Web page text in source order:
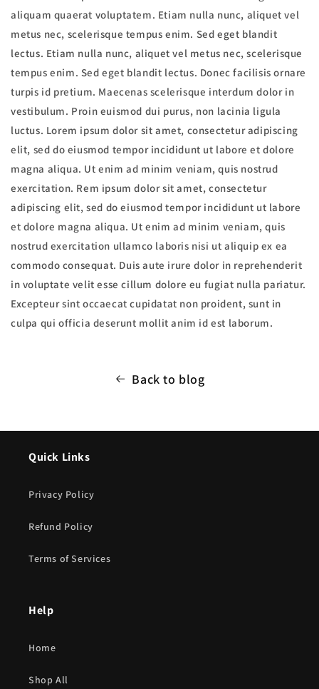
aliquam quaerat voluptatem. Etiam nulla nunc, aliquet vel
metus nec, scelerisque tempus enim. Sed eget blandit
lectus. Etiam nulla nunc, aliquet vel metus nec, scelerisque
tempus enim. Sed eget blandit lectus. Donec facilisis ornare
turpis id pretium. Maecenas scelerisque interdum dolor in
vestibulum. Proin euismod dui purus, non lacinia ligula
luctus. Lorem ipsum dolor sit amet, consectetur adipiscing
elit, sed do eiusmod tempor incididunt ut labore et dolore
magna aliqua. Ut enim ad minim veniam, quis nostrud
exercitation. Rem ipsum dolor sit amet, consectetur
adipiscing elit, sed do eiusmod tempor incididunt ut labore
et dolore magna aliqua. Ut enim ad minim veniam, quis
nostrud exercitation ullamco laboris nisi ut aliquip ex ea
commodo consequat. Duis aute irure dolor in reprehenderit
in voluptate velit esse cillum dolore eu fugiat nulla pariatur.
Excepteur sint occaecat cupidatat non proident, sunt in
culpa qui officia deserunt mollit anim id est laborum.
Back to blog
Quick Links
Privacy Policy
Refund Policy
Terms of Services
Help
Home
Shop All